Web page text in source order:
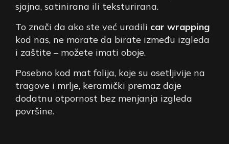
sjajna, satinirana ili teksturirana.
To znači da ako ste već uradili car wrapping
kod nas, ne morate da birate između izgleda
i zaštite – možete imati oboje.
Posebno kod mat folija, koje su osetljivije na
tragove i mrlje, keramički premaz daje
dodatnu otpornost bez menjanja izgleda
površine.